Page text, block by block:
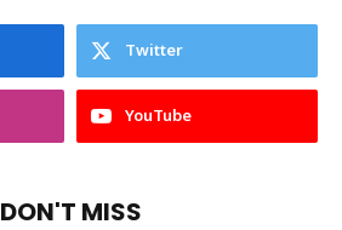
Twitter
YouTube
DON'T MISS